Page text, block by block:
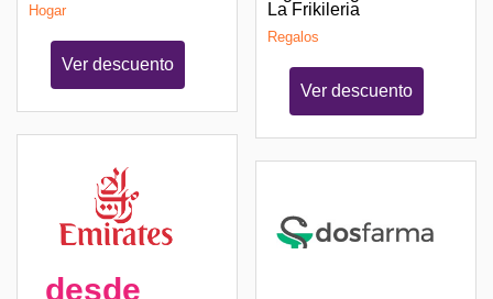
Hogar
Ver descuento
desde
La Frikileria
Regalos
Ver descuento